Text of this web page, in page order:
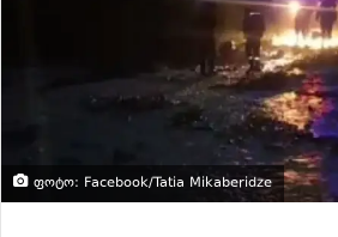
ფოტო: Facebook/Tatia Mikaberidze